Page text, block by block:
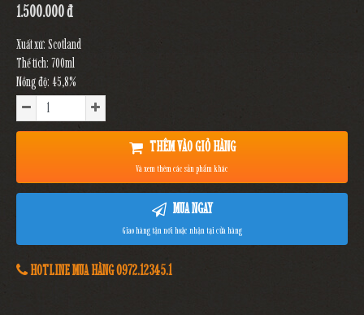
1.500.000 đ
Xuất xứ: Scotland
Thể tích: 700ml
Nồng độ: 45,8%
THÊM VÀO GIỎ HÀNG
Và xem thêm các sản phẩm khác
MUA NGAY
Giao hàng tận nơi hoặc nhận tại cửa hàng
HOTLINE MUA HÀNG 0972.12345.1